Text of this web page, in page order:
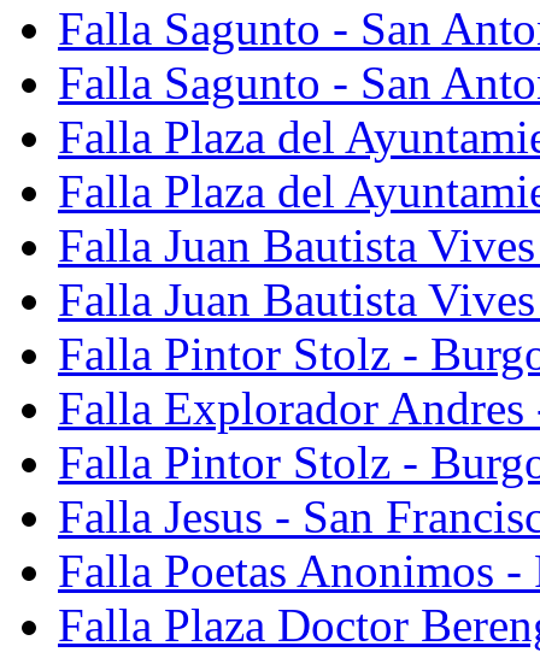
Falla Sagunto - San
Falla Sagunto - San
Falla Plaza del
Falla Plaza del
Falla Juan Bautista
Falla Juan Bautista
Falla Pintor Stolz -
Falla Explorador Andres
Falla Pintor Stolz -
Falla Jesus - San
Falla Poetas Anonimos
Falla Plaza Doctor